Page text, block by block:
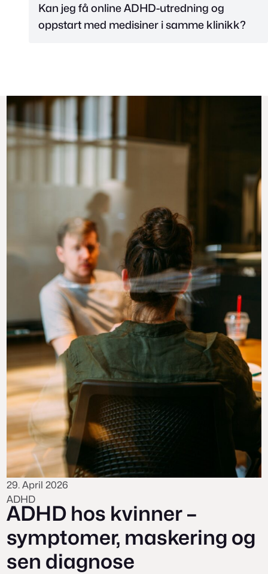
Kan jeg få online ADHD-utredning og
oppstart med medisiner i samme klinikk?
29. April 2026
ADHD
ADHD hos kvinner –
symptomer, maskering og
sen diagnose